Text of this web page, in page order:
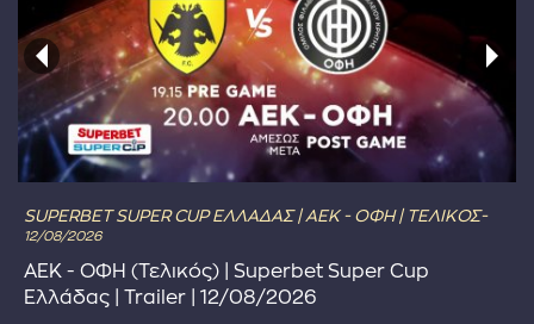
SUPERBET SUPER CUP ΕΛΛΑΔΑΣ | ΑΕΚ - ΟΦΗ | ΤΕΛΙΚΟΣ-
12/08/2026
ΑΕΚ - ΟΦΗ (Τελικός) | Superbet Super Cup
Ελλάδας | Trailer | 12/08/2026